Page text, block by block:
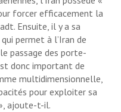
forcer efficacement la
Ensuite, il y a sa
permet à l’Iran de
passage des porte-
donc important de
multidimensionnelle,
pour exploiter sa
ajoute-t-il.